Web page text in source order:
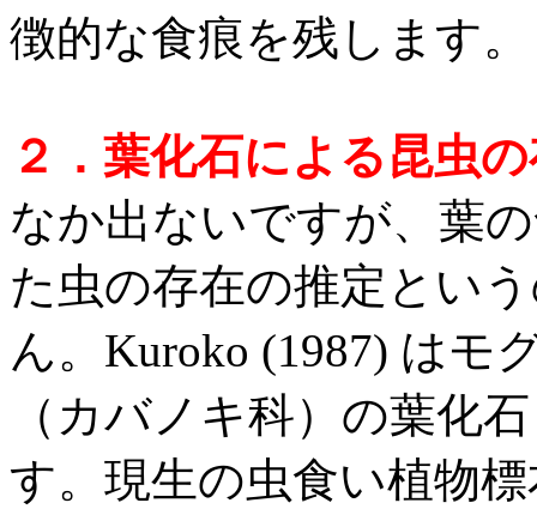
徴的な食痕を残します。
２．葉化石による昆虫
なか出ないですが、 葉
た虫の存在の推定とい
ん。 Kuroko (1987) はモ
（カバノキ科）の葉化
す。現生の虫食い植物